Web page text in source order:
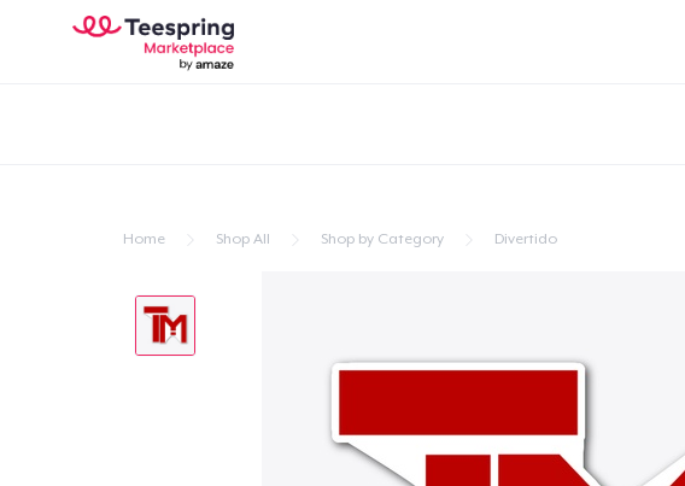
Home Shop All Shop by Category Divertido